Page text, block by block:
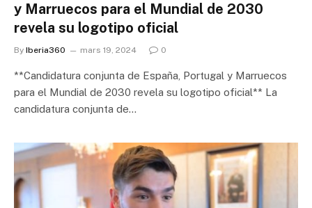
y Marruecos para el Mundial de 2030
revela su logotipo oficial
By Iberia360 mars 19, 2024 0
**Candidatura conjunta de España, Portugal y Marruecos
para el Mundial de 2030 revela su logotipo oficial** La
candidatura conjunta de…